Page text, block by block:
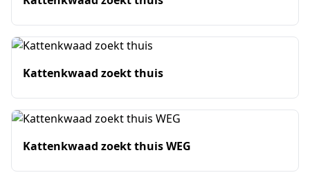
Kattenkwaad zoekt thuis
Kattenkwaad zoekt thuis WEG